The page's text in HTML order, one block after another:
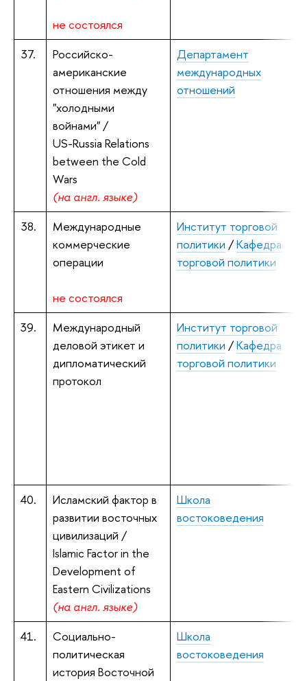
не состоялся
37.
Российско-
американские
отношения между
"холодными
войнами" /
US-Russia Relations
between the Cold
Wars
(на англ. языке)
Департамент
международных
отношений
38.
Международные
коммерческие
операции
не состоялся
Институт торговой
политики /Кафедра
торговой политики
39.
Международный
деловой этикет и
дипломатический
протокол
Институт торговой
политики /Кафедра
торговой политики
40.
Исламский фактор в
развитии восточных
цивилизаций /
Islamic Factor in the
Development of
Eastern Civilizations
(на англ. языке)
Школа
востоковедения
41.
Социально-
политическая
история Восточной
Школа
востоковедения